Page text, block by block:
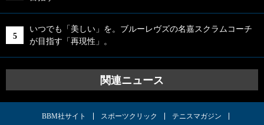
いつでも「美しい」を。ブルーレヴズの名嘉スクラムコーチ
が目指す「再現性」。
関連ニュース
BBM社サイト スポーツクリック テニスマガジン